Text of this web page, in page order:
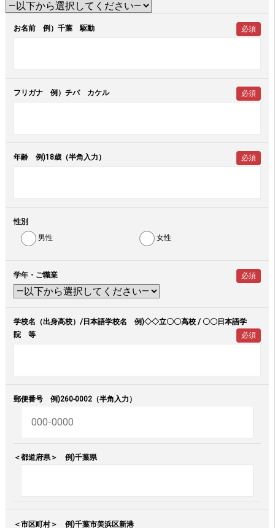
お名前 例）千葉 駆動 必須
フリガナ 例）チバ カケル 必須
年齢 例)18歳（半角入力） 必須
性別
男性
女性
学年・ご職業 必須
学校名（出身高校）/日本語学校名 例)◇◇立〇〇高校 / 〇〇日本語学
院 等
必須
郵便番号 例)260-0002（半角入力）
＜都道府県＞ 例)千葉県
＜市区町村＞ 例)千葉市美浜区新港